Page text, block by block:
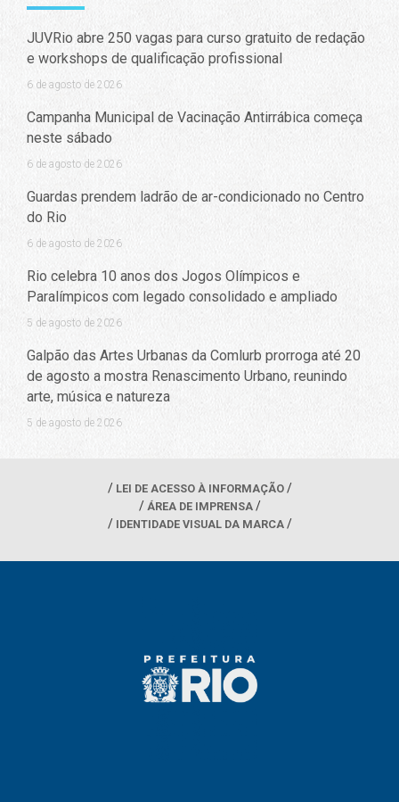
JUVRio abre 250 vagas para curso gratuito de redação
e workshops de qualificação profissional
6 de agosto de 2026
Campanha Municipal de Vacinação Antirrábica começa
neste sábado
6 de agosto de 2026
Guardas prendem ladrão de ar-condicionado no Centro
do Rio
6 de agosto de 2026
Rio celebra 10 anos dos Jogos Olímpicos e
Paralímpicos com legado consolidado e ampliado
5 de agosto de 2026
Galpão das Artes Urbanas da Comlurb prorroga até 20
de agosto a mostra Renascimento Urbano, reunindo
arte, música e natureza
5 de agosto de 2026
LEI DE ACESSO À INFORMAÇÃO
ÁREA DE IMPRENSA
IDENTIDADE VISUAL DA MARCA